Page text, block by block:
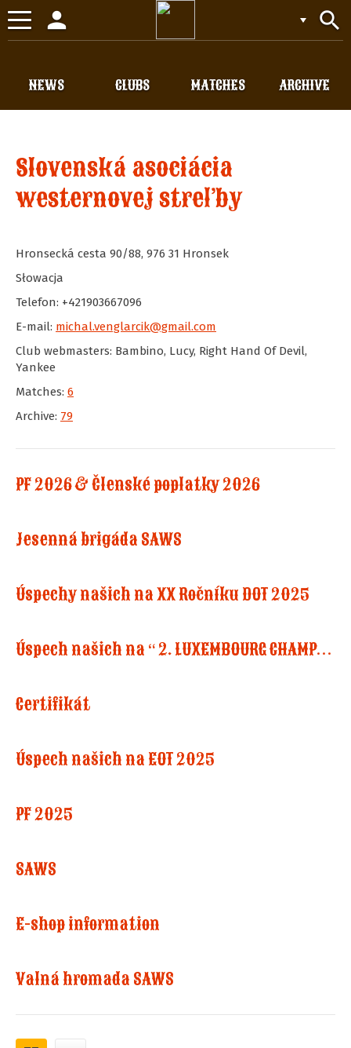
Toggle
navigation
search
person
CLUBS
NEWS MATCHES ARCHIVE
Slovenská asociácia
westernovej streľby
Hronsecká cesta 90/88, 976 31 Hronsek
Słowacja
Telefon: +421903667096
E-mail: michal.venglarcik@gmail.com
Club webmasters: Bambino, Lucy, Right Hand Of Devil,
Yankee
Matches: 6
Archive: 79
PF 2026 & Členské poplatky 2026
Jesenná brigáda SAWS
Úspechy našich na XX Ročníku DOT 2025
Úspech našich na “ 2. LUXEMBOURG CHAMPIONSHIP IN COWBOY ACTION SHOOTING”
Certifikát
Úspech našich na EOT 2025
PF 2025
SAWS
E-shop information
Valná hromada SAWS